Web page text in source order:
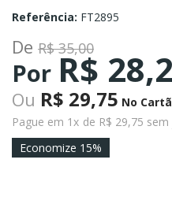
Referência: FT2895
De R$ 35,00
Por R$
Ou R$ 29,75 No
Pague em 1x de R$ 29,75
Economize 15%